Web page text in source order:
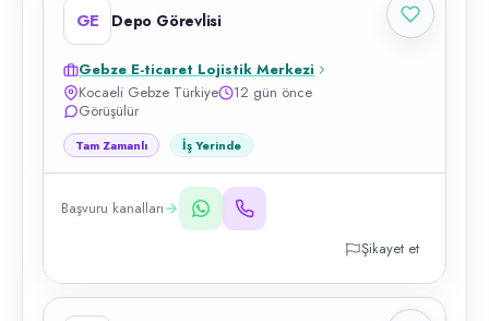
GE Depo Görevlisi
Gebze E-ticaret Lojistik Merkezi
Kocaeli Gebze Türkiye
12 gün önce
Görüşülür
Tam Zamanlı İş Yerinde
Başvuru kanalları
Şikayet et